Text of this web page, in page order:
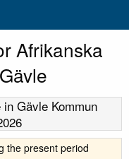
Afrikanska
in Gävle Kommun
the present period